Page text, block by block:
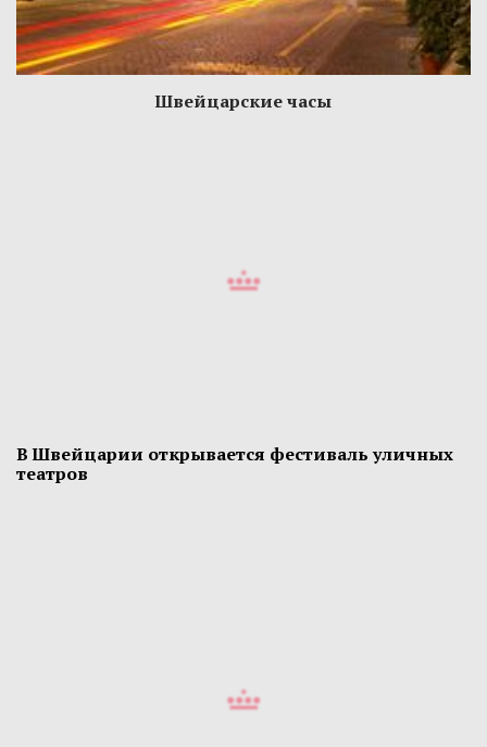
Швейцарские часы
В Швейцарии открывается фестиваль уличных
театров